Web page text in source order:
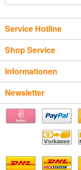
Service Hotline
Shop Service
Informationen
Newsletter